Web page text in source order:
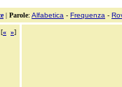
| Parole: Alfabetica - Frequenza -
[« »]